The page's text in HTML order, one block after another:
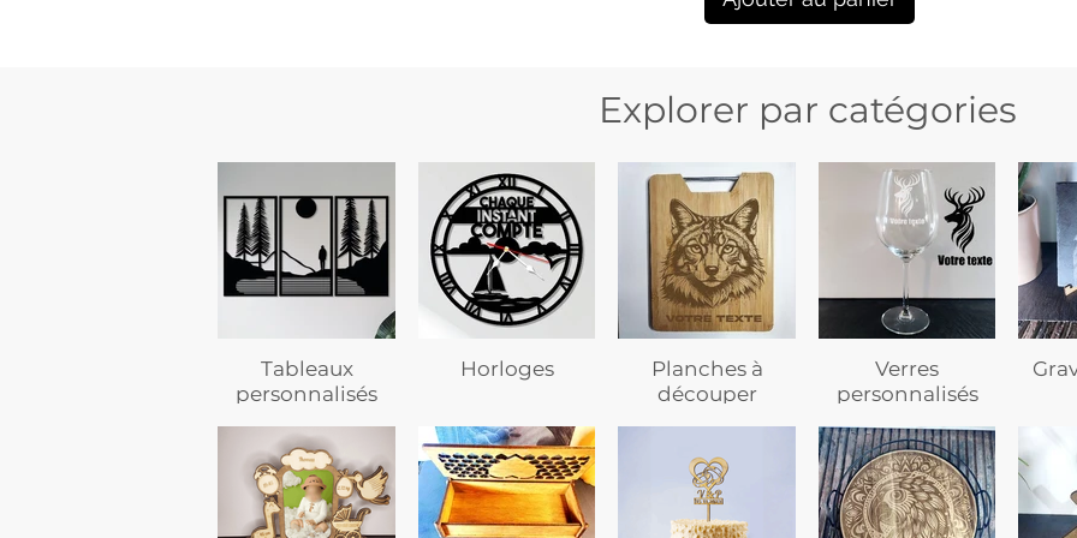
Explorer par catégories
Tableaux
personnalisés
Horloges
Planches à
découper
Verres
personnalisés